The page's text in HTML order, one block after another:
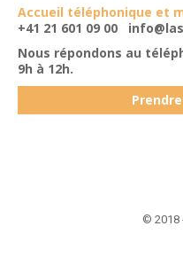
Accueil
+41 21 601 09 00
Nous répondons au
9h à 12h.
© 2018